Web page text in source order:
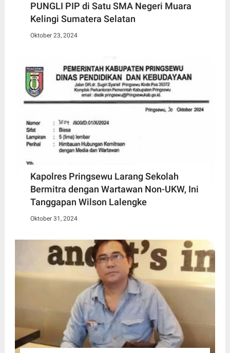
PUNGLI PIP di Satu SMA Negeri Muara
Kelingi Sumatera Selatan
Oktober 23, 2024
Kapolres Pringsewu Larang Sekolah
Bermitra dengan Wartawan Non-UKW, Ini
Tanggapan Wilson Lalengke
Oktober 31, 2024